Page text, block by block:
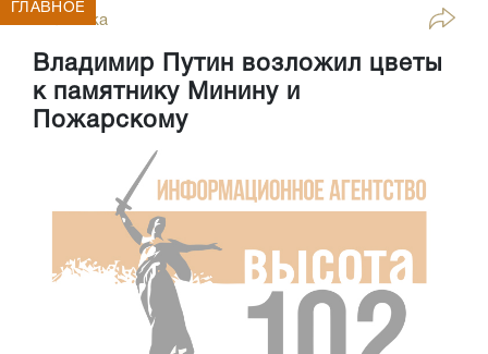
Политика
Владимир Путин возложил цветы
к памятнику Минину и
Пожарскому
ГЛАВНОЕ